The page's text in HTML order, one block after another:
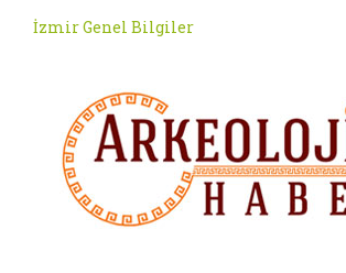
İzmir Genel Bilgiler